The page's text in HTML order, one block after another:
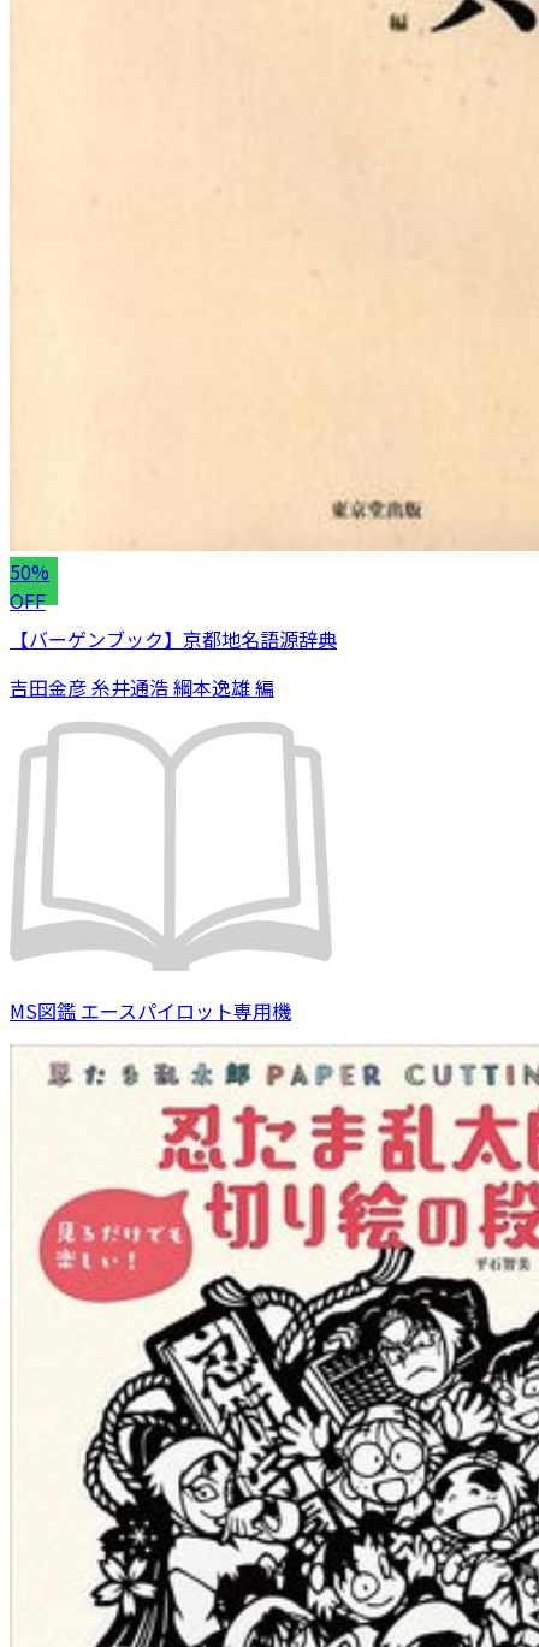
50%
OFF
【バーゲンブック】京都地名語源辞典
吉田金彦 糸井通浩 綱本逸雄 編
MS図鑑 エースパイロット専用機